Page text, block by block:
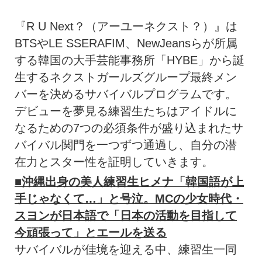
『R U Next？（アーユーネクスト？）』は
BTSやLE SSERAFIM、 NewJeansらが所属
する韓国の大手芸能事務所「HYBE」 から誕
生するネクストガールズグループ最終メン
バーを決めるサバイバルプログラムです。
デビューを夢見る練習生たちはアイドルに
なるための7つの必須条件が盛り込まれたサ
バイバル関門を一つずつ通過し、 自分の潜
在力とスター性を証明していきます。
■沖縄出身の美人練習生ヒメナ「韓国語が上
手じゃなくて…」
と号泣。MCの少女時代・
スヨンが日本語で「 日本の活動を目指して
今頑張って」とエールを送る
サバイバルが佳境を迎える中、練習生一同